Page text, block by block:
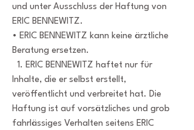
und unter Ausschluss der Haftung von
ERIC BENNEWITZ.
• ERIC BENNEWITZ kann keine ärztliche
Beratung ersetzen.
1. ERIC BENNEWITZ haftet nur für
Inhalte, die er selbst erstellt,
veröffentlicht und verbreitet hat. Die
Haftung ist auf vorsätzliches und grob
fahrlässiges Verhalten seitens ERIC